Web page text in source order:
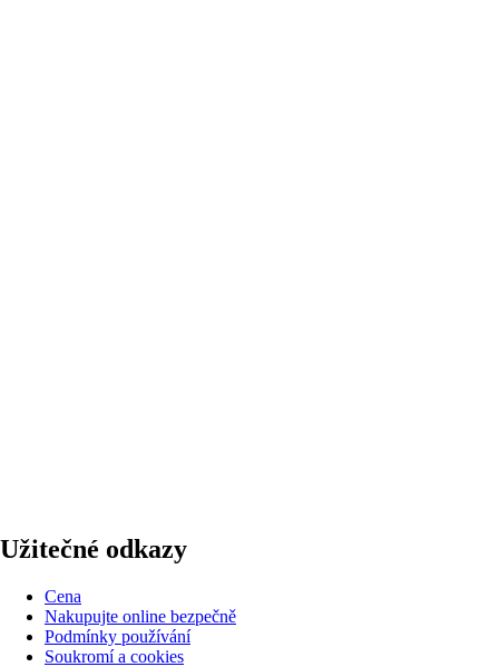
Užitečné odkazy
Cena
Nakupujte online bezpečně
Podmínky používání
Soukromí a cookies